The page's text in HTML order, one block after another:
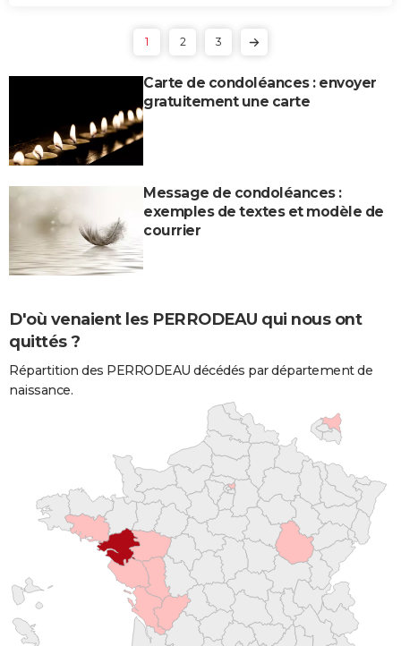
1 2 3
Carte de condoléances : envoyer
gratuitement une carte
Message de condoléances :
exemples de textes et modèle de
courrier
D'où venaient les PERRODEAU qui nous ont
quittés ?
Répartition des PERRODEAU décédés par département de
naissance.